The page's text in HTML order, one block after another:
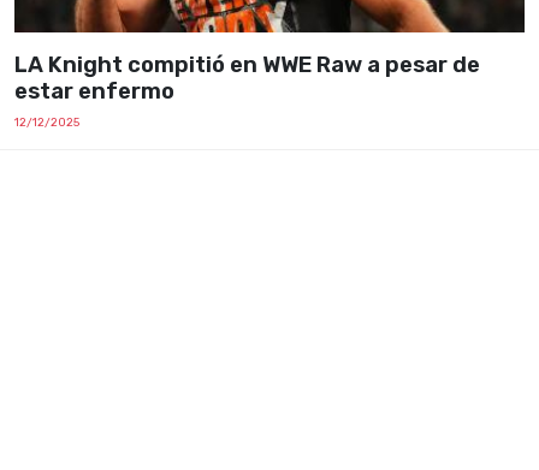
LA Knight compitió en WWE Raw a pesar de
estar enfermo
12/12/2025